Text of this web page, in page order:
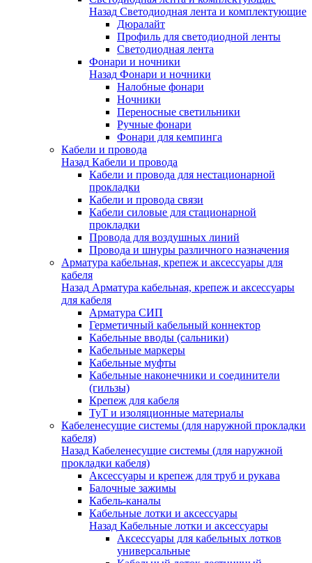
Назад Светодиодная лента и комплектующие
Дюралайт
Профиль для светодиодной ленты
Светодиодная лента
Фонари и ночники
Назад Фонари и ночники
Налобные фонари
Ночники
Переносные светильники
Ручные фонари
Фонари для кемпинга
Кабели и провода
Назад Кабели и провода
Кабели и провода для нестационарной
прокладки
Кабели и провода связи
Кабели силовые для стационарной
прокладки
Провода для воздушных линий
Провода и шнуры различного назначения
Арматура кабельная, крепеж и аксессуары для
кабеля
Назад Арматура кабельная, крепеж и аксессуары
для кабеля
Арматура СИП
Герметичный кабельный коннектор
Кабельные вводы (сальники)
Кабельные маркеры
Кабельные муфты
Кабельные наконечники и соединители
(гильзы)
Крепеж для кабеля
ТуТ и изоляционные материалы
Кабеленесущие системы (для наружной прокладки
кабеля)
Назад Кабеленесущие системы (для наружной
прокладки кабеля)
Аксессуары и крепеж для труб и рукава
Балочные зажимы
Кабель-каналы
Кабельные лотки и аксессуары
Назад Кабельные лотки и аксессуары
Аксессуары для кабельных лотков
универсальные